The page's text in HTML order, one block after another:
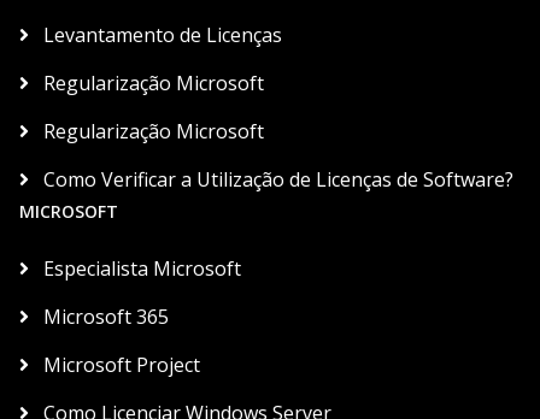
Levantamento de Licenças
Regularização Microsoft
Regularização Microsoft
Como Verificar a Utilização de Licenças de Software?
MICROSOFT
Especialista Microsoft
Microsoft 365
Microsoft Project
Como Licenciar Windows Server